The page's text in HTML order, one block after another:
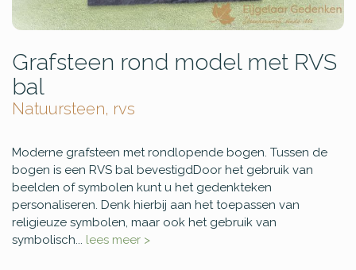
Grafsteen rond model met RVS
bal
Natuursteen, rvs
Moderne grafsteen met rondlopende bogen. Tussen de
bogen is een RVS bal bevestigdDoor het gebruik van
beelden of symbolen kunt u het gedenkteken
personaliseren. Denk hierbij aan het toepassen van
religieuze symbolen, maar ook het gebruik van
symbolisch... lees meer >